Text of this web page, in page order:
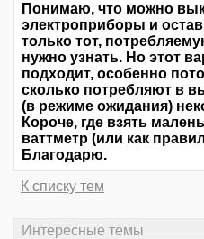
Понимаю, что можно
электроприборы и
только тот,
нужно узнать. Но этот
подходит, особенно
сколько потребляют в
(в режиме ожидания)
Короче, где взять
ваттметр (или как
Благодарю.
К списку тем
Интересные темы